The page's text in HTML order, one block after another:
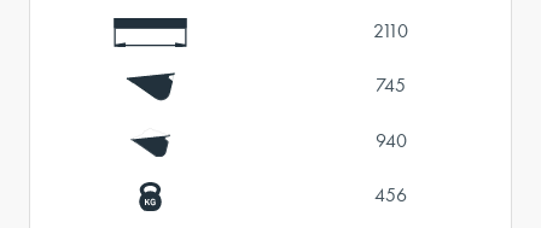
2110
745
940
456